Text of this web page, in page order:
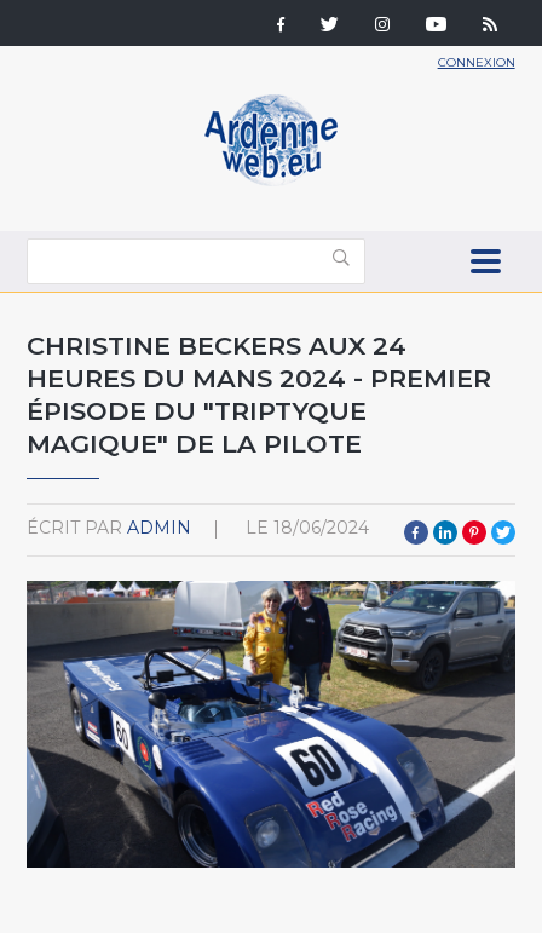
CONNEXION
CHRISTINE BECKERS AUX 24
HEURES DU MANS 2024 - PREMIER
ÉPISODE DU "TRIPTYQUE
MAGIQUE" DE LA PILOTE
ÉCRIT PAR ADMIN LE 18/06/2024